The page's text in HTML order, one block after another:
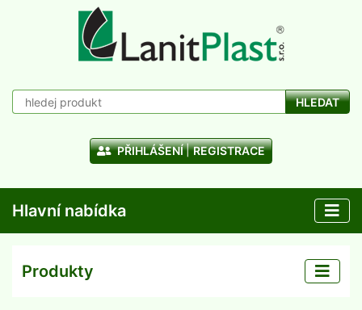
HLEDAT
PŘIHLÁŠENÍ REGISTRACE
Hlavní nabídka
Produkty